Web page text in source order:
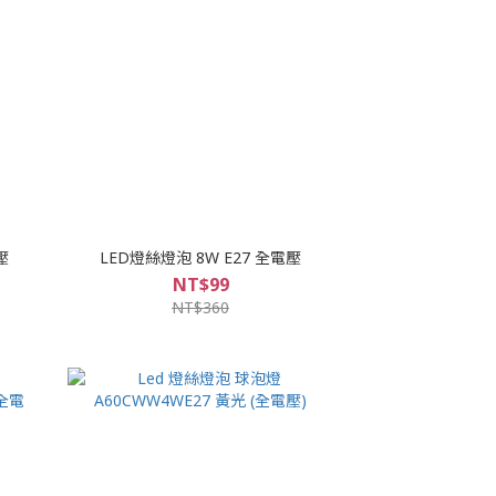
LED燈絲燈泡 8W E27 全電壓
NT$99
NT$360